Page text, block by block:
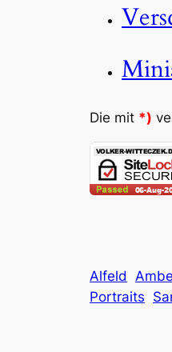
Die mit *)
Alfeld
Portraits